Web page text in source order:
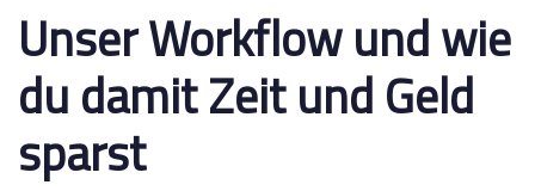
Unser Workflow und wie
du damit Zeit und Geld
sparst